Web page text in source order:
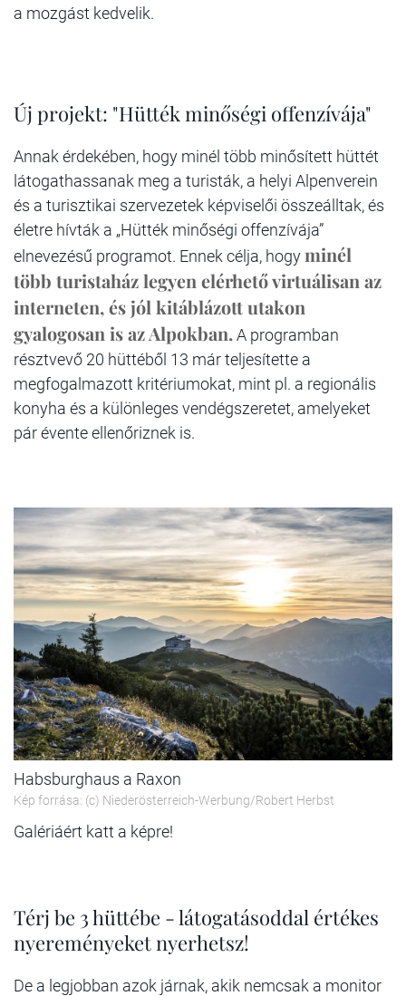
a mozgást kedvelik.
Új projekt: "Hütték minőségi offenzívája"
Annak érdekében, hogy minél több minősített hüttét
látogathassanak meg a turisták, a helyi Alpenverein
és a turisztikai szervezetek képviselői összeálltak, és
életre hívták a „Hütték minőségi offenzívája”
elnevezésű programot. Ennek célja, hogyminél
több turistaház legyen elérhető virtuálisan az
interneten, és jól kitáblázott utakon
gyalogosan is az Alpokban.A programban
résztvevő 20 hüttéből 13 már teljesítette a
megfogalmazott kritériumokat, mint pl. a regionális
konyha és a különleges vendégszeretet, amelyeket
pár évente ellenőriznek is.
Habsburghaus a Raxon
Kép forrása: (c) Niederösterreich-Werbung/Robert Herbst
Galériáért katt a képre!
Térj be 3 hüttébe - látogatásoddal értékes
nyereményeket nyerhetsz!
De a legjobban azok járnak, akik nemcsak a monitor